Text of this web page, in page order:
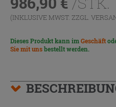
(INKLUSIVE MWST. ZZGL.
Dieses Produkt kann imGeschäft
Sie mit unsbestellt werden.